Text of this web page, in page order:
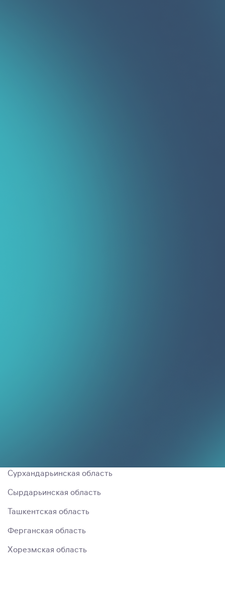
Сурхандарьинская область
Сырдарьинская область
Ташкентская область
Ферганская область
Хорезмская область